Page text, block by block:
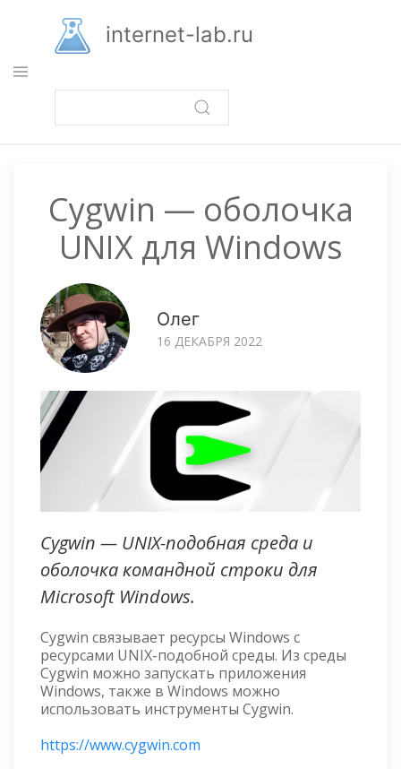
основному
содержанию
internet-lab.ru
Cygwin — оболочка
UNIX для Windows
Олег
16 ДЕКАБРЯ 2022
Cygwin — UNIX-подобная среда и
оболочка командной строки для
Microsoft Windows.
Cygwin связывает ресурсы Windows с
ресурсами UNIX-подобной среды. Из среды
Cygwin можно запускать приложения
Windows, также в Windows можно
использовать инструменты Cygwin.
https://www.cygwin.com